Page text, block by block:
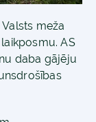
meža
AS
daba gājēju